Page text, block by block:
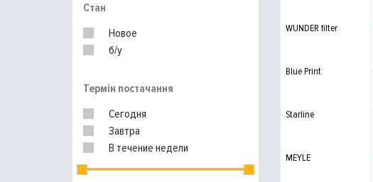
WUNDER filter
MANN-FILTER
VAG
Стан
Новое
б/у
Термін постачання
Сегодня
Завтра
В течение недели
WUNDER filter
Blue Print
Starline
MEYLE